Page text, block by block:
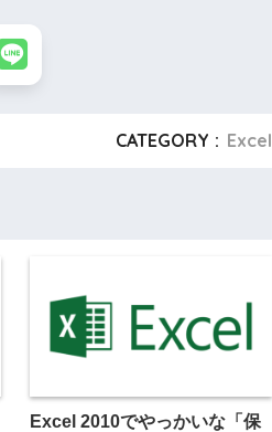
CATEGORY : Excel
Excel 2010でやっかいな「保